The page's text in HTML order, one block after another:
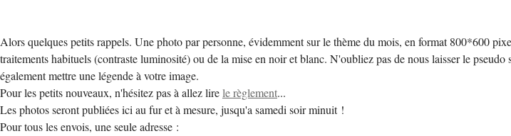
Alors quelques petits rappels. Une photo par personne, évidemment sur le thème du mois, en format 800*600
traitements habituels (contraste luminosité) ou de la mise en noir et blanc. N'oubliez pas de nous laisser le
également mettre une légende à votre image.
Pour les petits nouveaux, n'hésitez pas à allez lirele règlement...
Les photos seront publiées ici au fur et à mesure, jusqu'a samedi soir minuit !
Pour tous les envois, une seule adresse :